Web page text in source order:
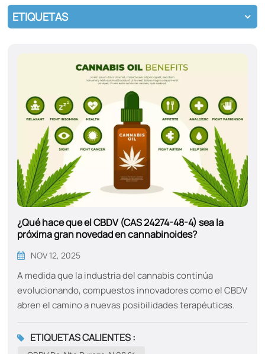
ETIQUETAS
¿Qué hace que el CBDV (CAS 24274-48-4) sea la
próxima gran novedad en cannabinoides?
NOV 12, 2025
A medida que la industria del cannabis continúa
evolucionando, compuestos innovadores como el CBDV
abren el camino a nuevas posibilidades terapéuticas.
considerar incorporarlo a tu rutina de bienestar?
Entendiendo el CBDV: ¿Qué es? El CBDV, o
ETIQUETAS CALIENTES :